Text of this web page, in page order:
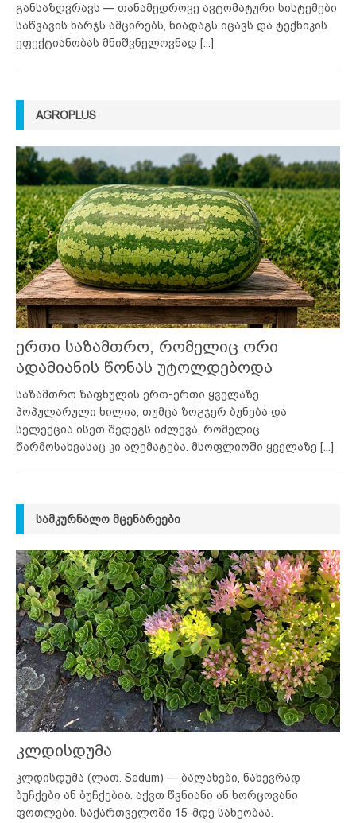
განსაზღვრავს — თანამედროვე ავტომატური სისტემები
საწვავის ხარჯს ამცირებს, ნიადაგს იცავს და ტექნიკის
ეფექტიანობას მნიშვნელოვნად [...]
AGROPLUS
ერთი საზამთრო, რომელიც ორი
ადამიანის წონას უტოლდებოდა
საზამთრო ზაფხულის ერთ-ერთი ყველაზე
პოპულარული ხილია, თუმცა ზოგჯერ ბუნება და
სელექცია ისეთ შედეგს იძლევა, რომელიც
წარმოსახვასაც კი აღემატება. მსოფლიოში ყველაზე [...]
ᲡᲐᲛᲙᲣᲠᲜᲐᲚᲝ ᲛᲪᲔᲜᲐᲠᲔᲔᲑᲘ
კლდისდუმა
კლდისდუმა (ლათ. Sedum) — ბალახები, ნახევრად
ბუჩქები ან ბუჩქებია. აქვთ წვნიანი ან ხორცოვანი
ფოთლები. საქართველოში 15-მდე სახეობაა.